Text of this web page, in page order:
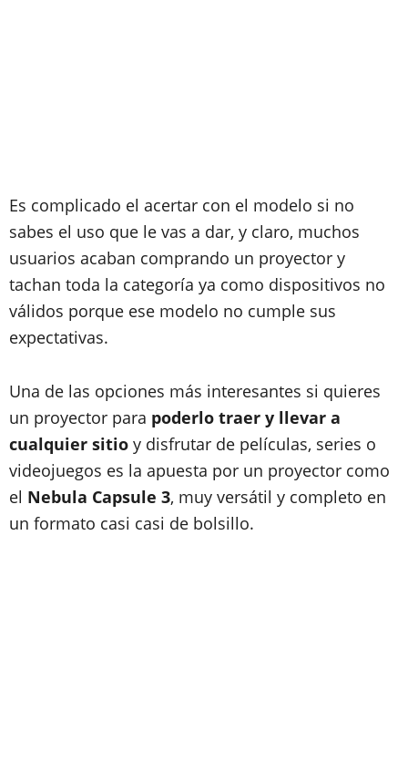
Es complicado el acertar con el modelo si no
sabes el uso que le vas a dar, y claro, muchos
usuarios acaban comprando un proyector y
tachan toda la categoría ya como dispositivos no
válidos porque ese modelo no cumple sus
expectativas.
Una de las opciones más interesantes si quieres
un proyector para poderlo traer y llevar a
cualquier sitio y disfrutar de películas, series o
videojuegos es la apuesta por un proyector como
el Nebula Capsule 3, muy versátil y completo en
un formato casi casi de bolsillo.